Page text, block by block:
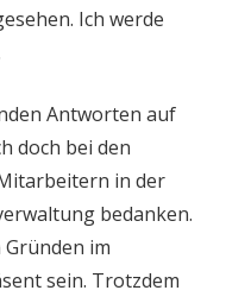
Ich werde
Antworten auf
doch bei den
in der
bedanken.
im
sein. Trotzdem